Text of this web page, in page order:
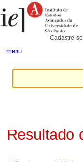
para
conteúdo.
Pessoais
Cadastre-se
menu
Resultado